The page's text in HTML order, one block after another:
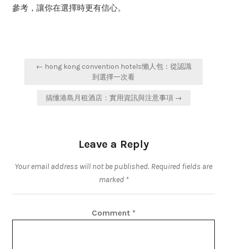
參考，讓你在選擇時更有信心。
Post← hong kong convention hotels懶人包：從認識
到選擇一次看
搞懂港島月租酒店：實用資訊與注意事項 →
Leave a Reply
Your email address will not be published. Required fields are
marked *
Comment *